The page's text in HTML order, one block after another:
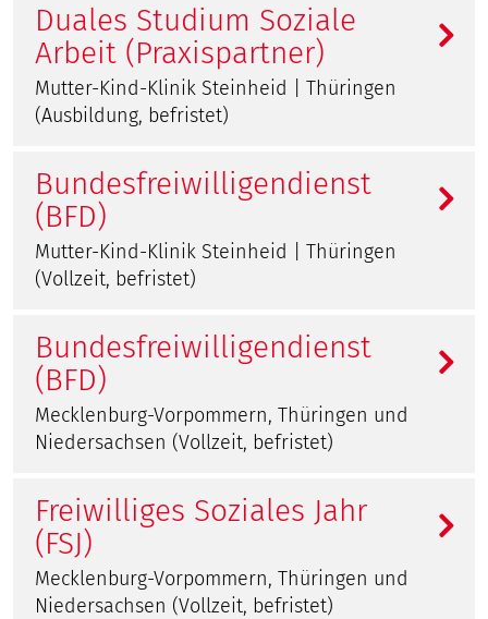
Duales Studium Soziale
Arbeit (Praxispartner)
Mutter-Kind-Klinik Steinheid | Thüringen
(Ausbildung, befristet)
Bundesfreiwilligendienst
(BFD)
Mutter-Kind-Klinik Steinheid | Thüringen
(Vollzeit, befristet)
Bundesfreiwilligendienst
(BFD)
Mecklenburg-Vorpommern, Thüringen und
Niedersachsen (Vollzeit, befristet)
Freiwilliges Soziales Jahr
(FSJ)
Mecklenburg-Vorpommern, Thüringen und
Niedersachsen (Vollzeit, befristet)